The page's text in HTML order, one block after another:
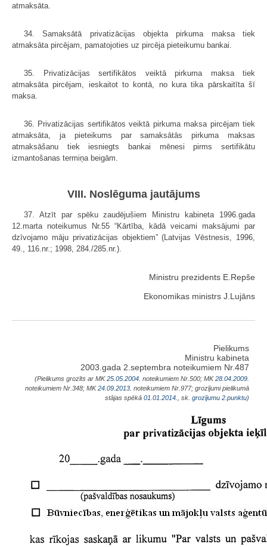
atmaksāta.
34. Samaksātā privatizācijas objekta pirkuma maksa tiek
atmaksāta pircējam, pamatojoties uz pircēja pieteikumu bankai.
35. Privatizācijas sertifikātos veiktā pirkuma maksa tiek
atmaksāta pircējam, ieskaitot to kontā, no kura tika pārskaitīta šī
maksa.
36. Privatizācijas sertifikātos veiktā pirkuma maksa pircējam tiek
atmaksāta, ja pieteikums par samaksātās pirkuma maksas
atmaksāšanu tiek iesniegts bankai mēnesi pirms sertifikātu
izmantošanas termiņa beigām.
VIII. Noslēguma jautājums
37. Atzīt par spēku zaudējušiem Ministru kabineta 1996.gada
12.marta noteikumus Nr.55 “Kārtība, kādā veicami maksājumi par
dzīvojamo māju privatizācijas objektiem” (Latvijas Vēstnesis, 1996,
49., 116.nr.; 1998, 284./285.nr.).
Ministru prezidents E.Repše
Ekonomikas ministrs J.Lujāns
Pielikums
Ministru kabineta
2003.gada 2.septembra noteikumiem Nr.487
(Pielikums grozīts ar MK25.05.2004. noteikumiem Nr.500; MK28.04.2009.
noteikumiem Nr.348; MK24.09.2013. noteikumiem Nr.977; grozījumi pielikumā
stājas spēkā 01.01.2014. , sk. grozījumu 2.punktu)